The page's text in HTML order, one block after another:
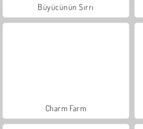
Büyücünün Sırrı
Charm Farm